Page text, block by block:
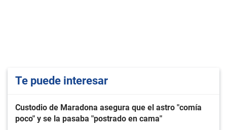
Te puede interesar
Custodio de Maradona asegura que el astro "comía
poco" y se la pasaba "postrado en cama"